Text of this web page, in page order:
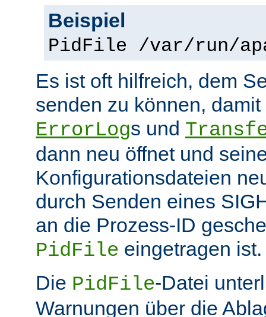
Beispiel
PidFile /var/run/
Es ist oft hilfreich, dem
senden zu können,
ErrorLogs und
dann neu öffnet und
Konfigurationsdateien
durch Senden eines
an die Prozess-ID
PidFile eingetragen ist.
Die PidFile-Datei
Warnungen über die